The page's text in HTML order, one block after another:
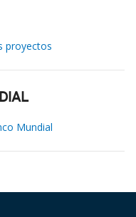
proyectos
Mundial